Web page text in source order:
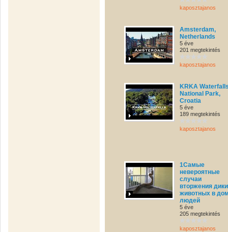
kaposztajanos
Amsterdam,
Netherlands
5 éve
201 megtekintés
kaposztajanos
KRKA
National Park,
Croatia
5 éve
189 megtekintés
kaposztajanos
1Самые
невероятные
случаи
вторжения
животных в
людей
5 éve
205 megtekintés
kaposztajanos